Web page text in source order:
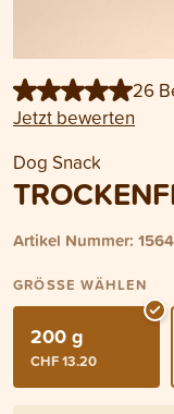
26
Jetzt bewerten
Dog Snack
Artikel Nummer: 1564
GRÖSSE WÄHLEN
200 g
CHF 13.20